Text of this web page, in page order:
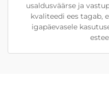
usaldusväärse ja
kvaliteedi ees tagab,
igapäevasele